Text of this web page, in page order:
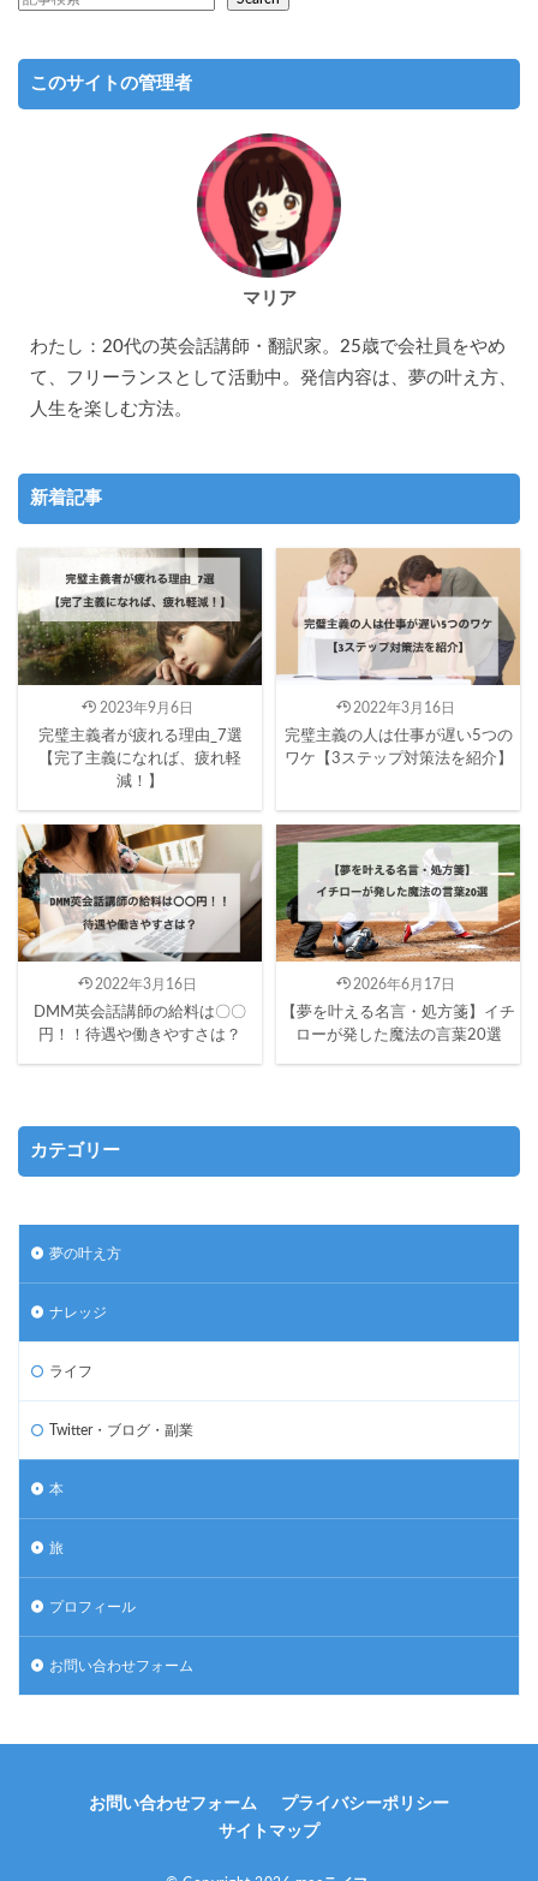
このサイトの管理者
マリア
わたし：20代の英会話講師・翻訳家。25歳で会社員をやめ
て、フリーランスとして活動中。発信内容は、夢の叶え方、
人生を楽しむ方法。
新着記事
2023年9月6日
完璧主義者が疲れる理由_7選
【完了主義になれば、疲れ軽
減！】
2022年3月16日
完璧主義の人は仕事が遅い5つの
ワケ【3ステップ対策法を紹介】
2022年3月16日
DMM英会話講師の給料は〇〇
円！！待遇や働きやすさは？
2026年6月17日
【夢を叶える名言・処方箋】イチ
ローが発した魔法の言葉20選
カテゴリー
夢の叶え方
ナレッジ
ライフ
Twitter・ブログ・副業
本
旅
プロフィール
お問い合わせフォーム
お問い合わせフォーム
プライバシーポリシー
サイトマップ